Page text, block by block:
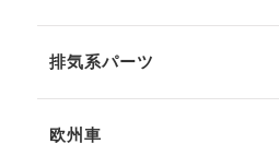
排気系パーツ
欧州車